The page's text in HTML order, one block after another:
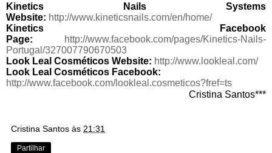
Kinetics Nails Systems
Website: http://www.kineticsnails.com/en/home/
Kinetics Facebook
Page:
http://www.facebook.com/pages/Kinetics-Nails-
Portugal/327007790670503
Look Leal Cosméticos Website: http://www.lookleal.com/
Look Leal Cosméticos Facebook:
http://www.facebook.com/lookleal.cosmeticos?fref=ts
Cristina Santos***
Cristina Santos às 21:31
Partilhar